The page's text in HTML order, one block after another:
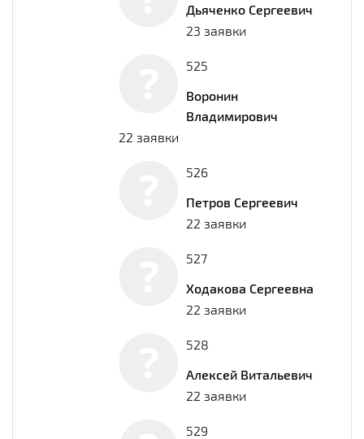
Дьяченко Сергеевич
23 заявки
525
Воронин
Владимирович
22 заявки
526
Петров Сергеевич
22 заявки
527
Ходакова Сергеевна
22 заявки
528
Алексей Витальевич
22 заявки
529